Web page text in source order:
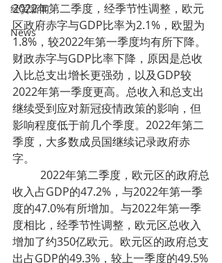
经贸新闻
News
2022年第二季度，经季节性调整，欧元
区政府赤字与GDP比率为2.1%，欧盟为
1.8%，较2022年第一季度均有所下降。
财政赤字与GDP比率下降，原因是总收
入比总支出增长更强劲，以及GDP较
2022年第一季度更高。总收入和总支出
继续受到应对新冠疫情政策的影响，但
影响程度低于前几个季度。2022年第二
季度，大多数成员国继续记录政府赤
字。
收入占GDP的47.2%，与2022年第一季
度的47.0%有所增加。与2022年第一季
度相比，经季节性调整，欧元区总收入
增加了约350亿欧元。欧元区的政府总支
出占GDP的49.3%，较上一季度的49.5%